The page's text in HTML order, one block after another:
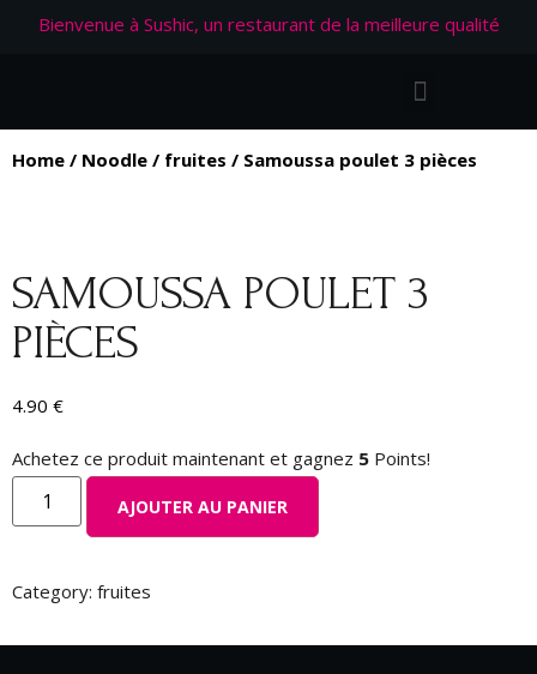
Bienvenue à Sushic, un restaurant de la meilleure qualité
Home / Noodle / fruites / Samoussa poulet 3 pièces
SAMOUSSA POULET 3
PIÈCES
4.90 €
Achetez ce produit maintenant et gagnez 5 Points!
AJOUTER AU PANIER
Category: fruites